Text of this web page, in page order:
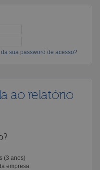
sua password de acesso?
ao relatório
(3 anos)
empresa